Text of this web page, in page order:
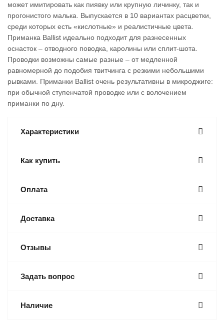
может имитировать как пиявку или крупную личинку, так и
прогонистого малька. Выпускается в 10 вариантах расцветки,
среди которых есть «кислотные» и реалистичные цвета.
Приманка Ballist идеально подходит для разнесенных
оснасток – отводного поводка, каролины или сплит-шота.
Проводки возможны самые разные – от медленной
равномерной до подобия твитчинга с резкими небольшими
рывками. Приманки Ballist очень результативны в микроджиге:
при обычной ступенчатой проводке или с волочением
приманки по дну.
Характеристики
Как купить
Оплата
Доставка
Отзывы
Задать вопрос
Наличие